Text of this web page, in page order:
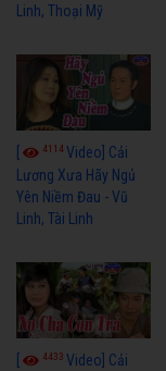
Linh, Thoại Mỹ
4114Video] Cải
Lương Xưa Hãy Ngủ
Yên Niềm Đau - Vũ
Linh, Tài Linh
4433 Video] Cải